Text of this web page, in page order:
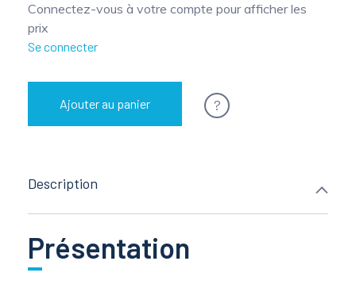
Connectez-vous à votre compte pour afficher les
prix
Se connecter
Ajouter au panier ?
Description
Présentation